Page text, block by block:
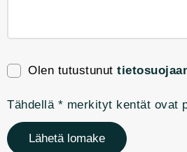
Olen tutustunut
Tähdellä * merkityt kentät ovat
Lähetä lomake